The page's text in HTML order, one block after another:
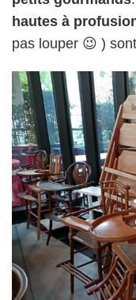
hautes à
pas louper 😉 )